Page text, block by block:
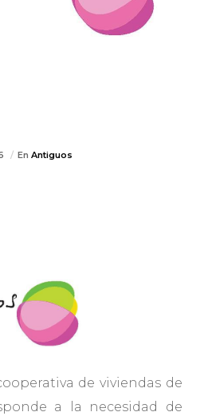
EnAntiguos
de viviendas de
a la necesidad de